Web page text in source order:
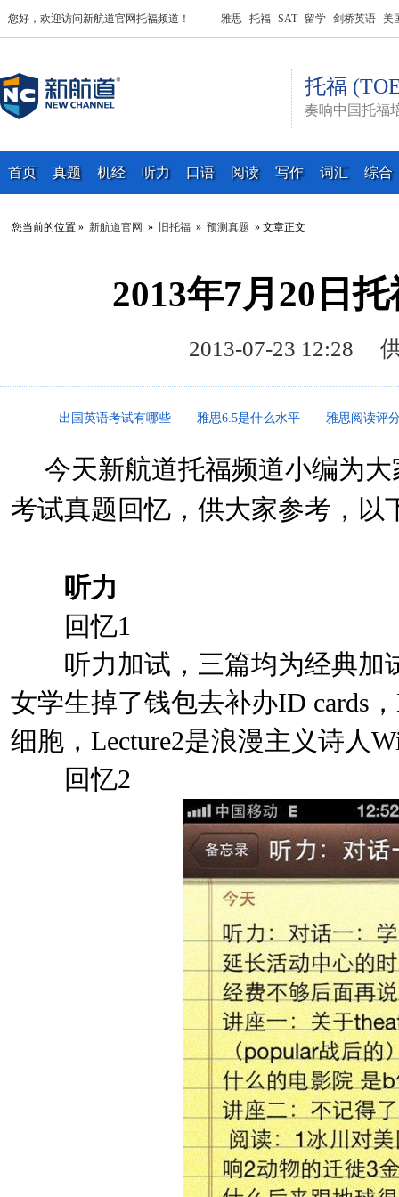
您好，欢迎访问新航道官网托福频道！ 雅思 托福 SAT 留学 剑桥英语 美
托福
奏响中国托福
首页 真题 机经 听力 口语 阅读 写作 词汇 综合
您当前的位置 » 新航道官网 » 旧托福 » 预测真题 » 文章正文
2013年7月20日
2013-07-23 12:28
出国英语考试有哪些 雅思6.5是什么水平 雅思阅读评
今天新航道托福频道小编为大
考试真题回忆，供大家参考，以
听力
回忆1
听力加试，三篇均为经典加试
女学生掉了钱包去补办ID cards
细胞，Lecture2是浪漫主义诗人
回忆2